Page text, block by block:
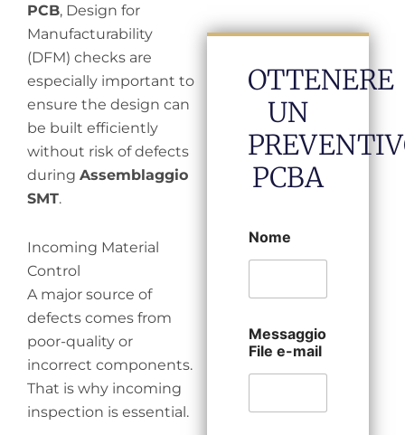
PCB, Design for
Manufacturability
(DFM) checks are
especially important to
ensure the design can
be built efficiently
without risk of defects
during Assemblaggio
SMT.
Incoming Material
Control
A major source of
defects comes from
poor-quality or
incorrect components.
That is why incoming
inspection is essential.
OTTENERE
UN
PCBA
Nome
Messaggio
File e-mail